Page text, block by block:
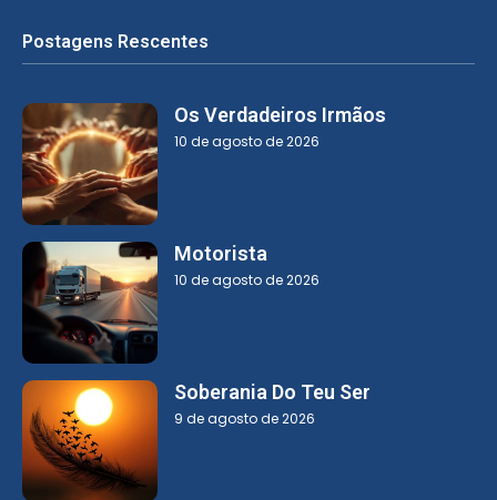
Postagens Rescentes
Os Verdadeiros Irmãos
10 de agosto de 2026
Motorista
10 de agosto de 2026
Soberania Do Teu Ser
9 de agosto de 2026